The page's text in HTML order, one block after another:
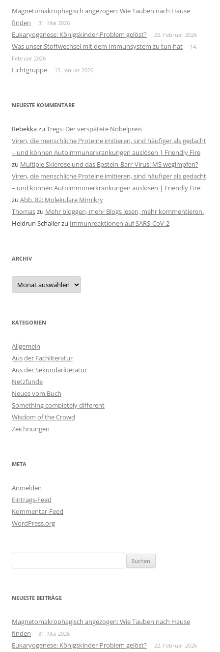
Magnetomakrophagisch angezogen: Wie Tauben nach Hause
finden
31. Mai 2026
Eukaryogenese: Königskinder-Problem gelöst? 22. Februar 2026
Was unser Stoffwechsel mit dem Immunsystem zu tun hat
14.
Februar 2026
Lichtgruppe 15. Januar 2026
NEUESTE KOMMENTARE
Rebekkazu Tregs: Der verspätete Nobelpreis
Viren, die menschliche Proteine imitieren, sind häufiger als gedacht
– und können Autoimmunerkrankungen auslösen | Friendly Fire
zu Multiple Sklerose und das Epstein-Barr-Virus: MS wegimpfen?
Viren, die menschliche Proteine imitieren, sind häufiger als gedacht
– und können Autoimmunerkrankungen auslösen | Friendly Fire
zu Abb. 82: Molekulare Mimikry
Thomaszu Mehr bloggen, mehr Blogs lesen, mehr kommentieren.
Heidrun Schallerzu Immunreaktionen auf SARS-CoV-2
ARCHIV
Archiv
KATEGORIEN
Allgemein
Aus der Fachliteratur
Aus der Sekundärliteratur
Netzfunde
Neues vom Buch
Something completely different
Wisdom of the Crowd
Zeichnungen
META
Anmelden
Eintrags-Feed
Kommentar-Feed
WordPress.org
nach:
NEUESTE BEITRÄGE
Magnetomakrophagisch angezogen: Wie Tauben nach Hause
finden
31. Mai 2026
Eukaryogenese: Königskinder-Problem gelöst? 22. Februar 2026